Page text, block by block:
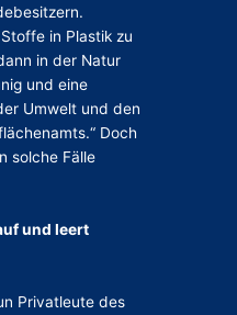
in Plastik zu
in der Natur
und eine
Umwelt und den
Doch
solche Fälle
und leert
Privatleute des